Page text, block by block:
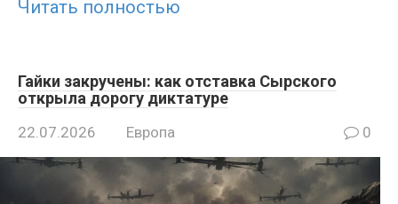
Читать полностью
Гайки закручены: как отставка Сырского
открыла дорогу диктатуре
22.07.2026 Европа 0